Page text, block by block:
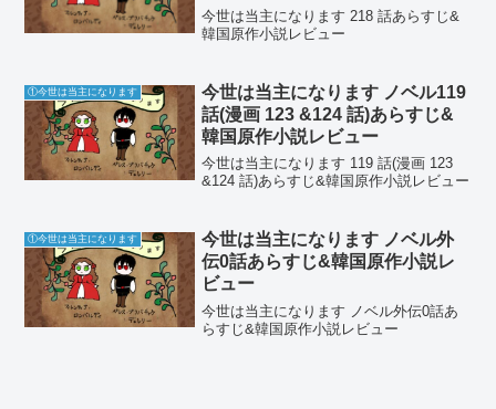
今世は当主になります 218 話あらすじ&
韓国原作小説レビュー
①今世は当主になります
今世は当主になります ノベル119
話(漫画 123 &124 話)あらすじ&
韓国原作小説レビュー
今世は当主になります 119 話(漫画 123
&124 話)あらすじ&韓国原作小説レビュー
①今世は当主になります
今世は当主になります ノベル外
伝0話あらすじ&韓国原作小説レ
ビュー
今世は当主になります ノベル外伝0話あ
らすじ&韓国原作小説レビュー